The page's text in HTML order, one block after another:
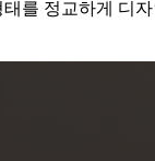
를 정교하게 디